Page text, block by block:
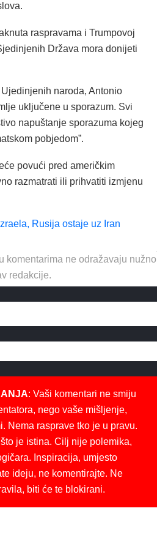
raspravama i Trumpovoj
Država mora donijeti
naroda, Antonio
uključene u sporazum. Svi
napuštanje sporazuma kojeg
pobjedom”.
povući pred američkim
razmatrati ili prihvatiti izmjenu
Rusija ostaje uz Iran
komentarima ne odražavaju nužno
redakcije.
: Vaši komentari ne smiju
nego vaše mišljenje,
Nema rasprave tko je u pravu.
je istina. Cilj nije polemika,
Inspiracija, umjesto
ideju, ne komentirajte. Ne
biti će te blokirani.